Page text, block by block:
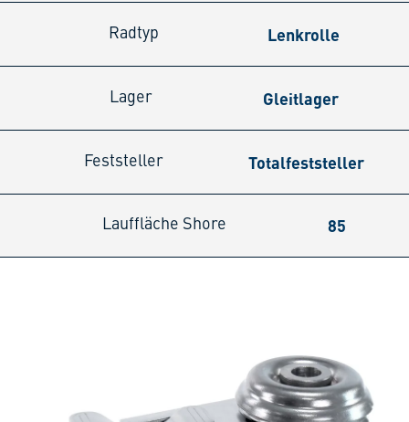
Radtyp Lenkrolle
Lager Gleitlager
Feststeller Totalfeststeller
Lauffläche Shore 85